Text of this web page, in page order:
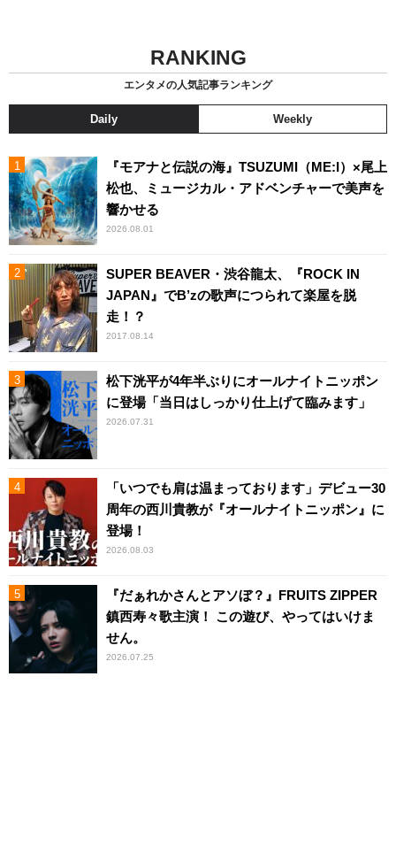
RANKING
エンタメの人気記事ランキング
Daily Weekly
『モアナと伝説の海』TSUZUMI（ME:I）×尾上
松也、ミュージカル・アドベンチャーで美声を
響かせる
2026.08.01
SUPER BEAVER・渋谷龍太、『ROCK IN
JAPAN』でB’zの歌声につられて楽屋を脱
走！？
2017.08.14
松下洸平が4年半ぶりにオールナイトニッポン
に登場「当日はしっかり仕上げて臨みます」
2026.07.31
「いつでも肩は温まっております」デビュー30
周年の西川貴教が『オールナイトニッポン』に
登場！
2026.08.03
『だぁれかさんとアソぼ？』FRUITS ZIPPER
鎮西寿々歌主演！ この遊び、やってはいけま
せん。
2026.07.25